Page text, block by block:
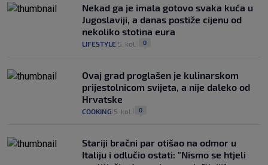
Nekad ga je imala gotovo svaka kuća u
Jugoslaviji, a danas postiže cijenu od
nekoliko stotina eura
LIFESTYLE 5. kol. 0
Ovaj grad proglašen je kulinarskom
prijestolnicom svijeta, a nije daleko od
Hrvatske
COOKING 5. kol. 0
Stariji bračni par otišao na odmor u
Italiju i odlučio ostati: "Nismo se htjeli